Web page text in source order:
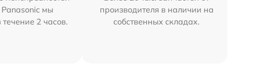
Panasonic мы
2 часов.
производителя в наличии на
собственных складах.